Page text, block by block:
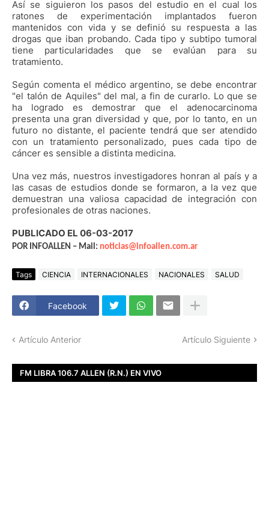
Así se siguieron los pasos del estudio en el cual los
ratones de experimentación implantados fueron
mantenidos con vida y se definió su respuesta a las
drogas que iban probando. Cada tipo y subtipo tumoral
tiene particularidades que se evalúan para su
tratamiento.
Según comenta el médico argentino, se debe encontrar
"el talón de Aquiles" del mal, a fin de curarlo. Lo que se
ha logrado es demostrar que el adenocarcinoma
presenta una gran diversidad y que, por lo tanto, en un
futuro no distante, el paciente tendrá que ser atendido
con un tratamiento personalizado, pues cada tipo de
cáncer es sensible a distinta medicina.
Una vez más, nuestros investigadores honran al país y a
las casas de estudios donde se formaron, a la vez que
demuestran una valiosa capacidad de integración con
profesionales de otras naciones.
PUBLICADO EL 06-03-2017
POR INFOALLEN – Mail: noticias@infoallen.com.ar
Tags CIENCIA INTERNACIONALES NACIONALES SALUD
Facebook
Artículo Anterior Artículo Siguiente
FM LIBRA 106.7 ALLEN (R.N.) EN VIVO